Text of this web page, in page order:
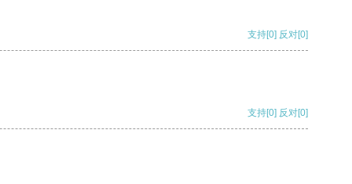
支持[0] 反对[0]
支持[0] 反对[0]